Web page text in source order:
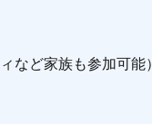
など家族も参加可能）